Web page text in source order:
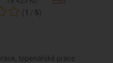
( 1 / 5)
topenářské práce